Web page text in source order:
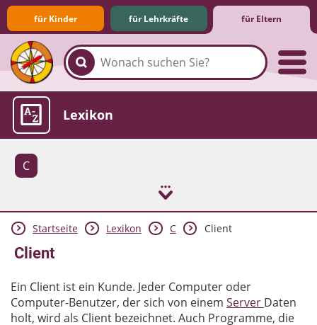
für Kinder für Lehrkräfte für Eltern
Familie & Medien
Spieletipps & Lernsoftware
Die Jüngsten im Netz
Lexikon
C
Aktuelles
Startseite Lexikon C Client
Client
Ein Client ist ein Kunde. Jeder Computer oder
Computer-Benutzer, der sich von einem Server Daten
holt, wird als Client bezeichnet. Auch Programme, die